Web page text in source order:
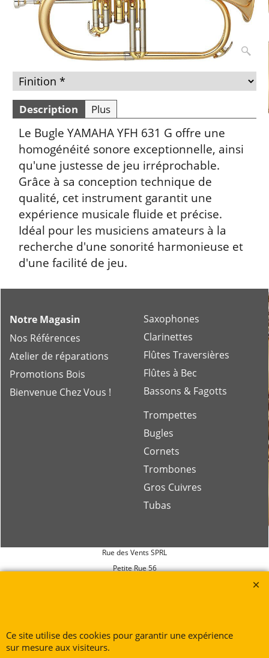
Description Plus
Le Bugle YAMAHA YFH 631 G offre une
homogénéité sonore exceptionnelle, ainsi
qu'une justesse de jeu irréprochable.
Grâce à sa conception technique de
qualité, cet instrument garantit une
expérience musicale fluide et précise.
Idéal pour les musiciens amateurs à la
recherche d'une sonorité harmonieuse et
d'une facilité de jeu.
Notre Magasin
Nos Références
Atelier de réparations
Promotions Bois
Bienvenue Chez Vous !
Saxophones
Clarinettes
Flûtes Traversières
Flûtes à Bec
Bassons & Fagotts
Trompettes
Bugles
Cornets
Trombones
Gros Cuivres
Tubas
Rue des Vents SPRL
Petite Rue 56
Au capital de 10000€ - N°BE1007294916
Ce site utilise des cookies pour garantir une expérience
sur mesure aux visiteurs.